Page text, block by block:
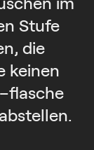
Stufe
die
keinen